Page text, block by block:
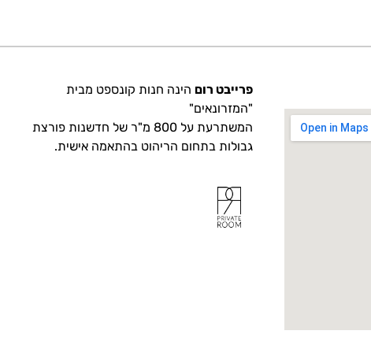
פרייבט רום הינה חנות קונספט מבית
"המזרונאים"
המשתרעת על 800 מ"ר של חדשנות פורצת
גבולות בתחום הריהוט בהתאמה אישית.